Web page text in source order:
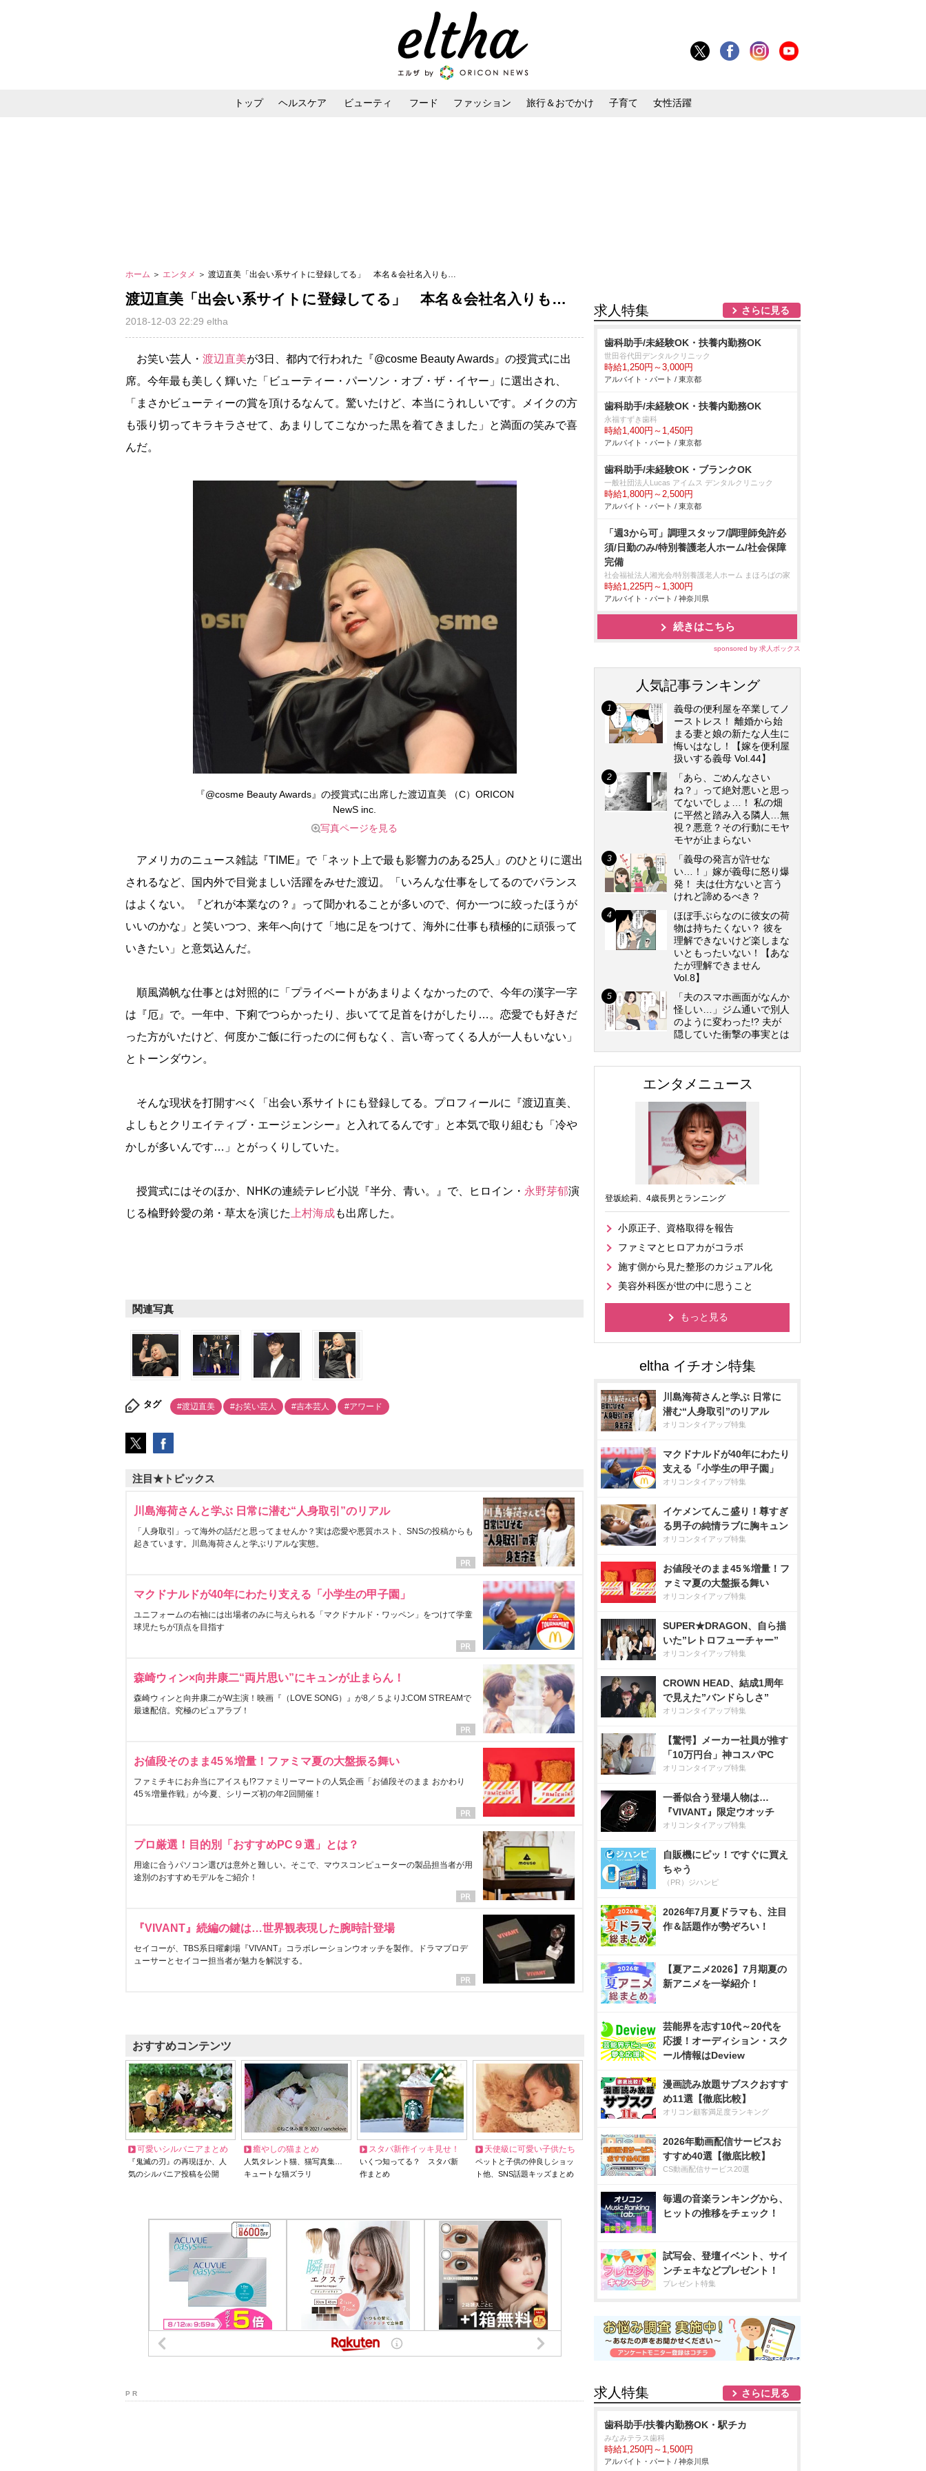
トップ ヘルスケア ビューティ フード ファッション 旅行＆おでかけ 子育て 女性活躍
ホーム ＞ エンタメ ＞ 渡辺直美「出会い系サイトに登録してる」 本名＆会社名入りも…
渡辺直美「出会い系サイトに登録してる」 本名＆会社名入りも…
2018-12-03 22:29 eltha
お笑い芸人・ 渡辺直美が3日、都内で行われた『@cosme Beauty Awards』の授賞式に出
席。今年最も美しく輝いた「ビューティー・パーソン・オブ・ザ・イヤー」に選出され、
「まさかビューティーの賞を頂けるなんて。驚いたけど、本当にうれしいです。メイクの方
も張り切ってキラキラさせて、あまりしてこなかった黒を着てきました」と満面の笑みで喜
んだ。
『@cosme Beauty Awards』の授賞式に出席した渡辺直美 （C）ORICON
NewS inc.
写真ページを見る
アメリカのニュース雑誌『TIME』で「ネット上で最も影響力のある25人」のひとりに選出
されるなど、国内外で目覚ましい活躍をみせた渡辺。「いろんな仕事をしてるのでバランス
はよくない。『どれが本業なの？』って聞かれることが多いので、何か一つに絞ったほうが
いいのかな」と笑いつつ、来年へ向けて「地に足をつけて、海外に仕事も積極的に頑張って
いきたい」と意気込んだ。
順風満帆な仕事とは対照的に「プライベートがあまりよくなかったので、今年の漢字一字
は『厄』で。一年中、下痢でつらかったり、歩いてて足首をけがしたり…。恋愛でも好きだ
った方がいたけど、何度かご飯に行ったのに何もなく、言い寄ってくる人が一人もいない」
とトーンダウン。
そんな現状を打開すべく「出会い系サイトにも登録してる。プロフィールに『渡辺直美、
よしもとクリエイティブ・エージェンシー』と入れてるんです」と本気で取り組むも「冷
かしが多いんです…」とがっくりしていた。
授賞式にはそのほか、NHKの連続テレビ小説『半分、青い。』で、ヒロイン・ 永野芽郁演
じる楡野鈴愛の弟・草太を演じた 上村海成も出席した。
関連写真
タグ #渡辺直美 #お笑い芸人 #吉本芸人 #アワード
注目★トピックス
川島海荷さんと学ぶ 日常に潜む“人身取引”のリアル
「人身取引」って海外の話だと思ってませんか？実は恋愛や悪質ホスト、SNSの投稿からも
起きています。川島海荷さんと学ぶリアルな実態。
マクドナルドが40年にわたり支える「小学生の甲子園」
ユニフォームの右袖には出場者のみに与えられる「マクドナルド・ワッペン」をつけて学童
球児たちが頂点を目指す
森崎ウィン×向井康二“両片思い”にキュンが止まらん！
森崎ウィンと向井康二がW主演！映画『（LOVE SONG）』が8／５よりJ:COM STREAMで
最速配信。究極のピュアラブ！
お値段そのまま45％増量！ファミマ夏の大盤振る舞い
ファミチキにお弁当にアイスも!?ファミリーマートの人気企画「お値段そのまま おかわり
45％増量作戦」が今夏、シリーズ初の年2回開催！
プロ厳選！目的別「おすすめPC９選」とは？
用途に合うパソコン選びは意外と難しい。そこで、マウスコンピューターの製品担当者が用
途別のおすすめモデルをご紹介！
『VIVANT』続編の鍵は…世界観表現した腕時計登場
セイコーが、TBS系日曜劇場『VIVANT』コラボレーションウオッチを製作。ドラマプロデ
ューサーとセイコー担当者が魅力を解説する。
おすすめコンテンツ
可愛いシルバニアまとめ
『鬼滅の刃』の再現ほか、人
気のシルバニア投稿を公開
癒やしの猫まとめ
人気タレント猫、猫写真集…
キュートな猫ズラリ
スタバ新作イッキ見せ！
いくつ知ってる？ スタバ新
作まとめ
天使級に可愛い子供たち
ペットと子供の仲良しショッ
ト他、SNS話題キッズまとめ
P R
求人特集 さらに見る
歯科助手/未経験OK・扶養内勤務OK
世田谷代田デンタルクリニック
時給1,250円～3,000円
アルバイト・パート / 東京都
歯科助手/未経験OK・扶養内勤務OK
永福すずき歯科
時給1,400円～1,450円
アルバイト・パート / 東京都
歯科助手/未経験OK・ブランクOK
一般社団法人Lucas アイムス デンタルクリニック
時給1,800円～2,500円
アルバイト・パート / 東京都
「週3から可」調理スタッフ/調理師免許必
須/日勤のみ/特別養護老人ホーム/社会保障
完備
社会福祉法人湘光会/特別養護老人ホーム まほろばの家
時給1,225円～1,300円
アルバイト・パート / 神奈川県
続きはこちら
sponsored by 求人ボックス
人気記事ランキング
義母の便利屋を卒業してノ
ーストレス！ 離婚から始
まる妻と娘の新たな人生に
悔いはなし！【嫁を便利屋
扱いする義母 Vol.44】
「あら、ごめんなさい
ね？」って絶対悪いと思っ
てないでしょ…！ 私の畑
に平然と踏み入る隣人…無
視？悪意？その行動にモヤ
モヤが止まらない
「義母の発言が許せな
い…！」嫁が義母に怒り爆
発！ 夫は仕方ないと言う
けれど諦めるべき？
ほぼ手ぶらなのに彼女の荷
物は持ちたくない？ 彼を
理解できないけど楽しまな
いともったいない！【あな
たが理解できません
Vol.8】
「夫のスマホ画面がなんか
怪しい…」ジム通いで別人
のように変わった!? 夫が
隠していた衝撃の事実とは
エンタメニュース
登坂絵莉、4歳長男とランニング
小原正子、資格取得を報告
ファミマとヒロアカがコラボ
施す側から見た整形のカジュアル化
美容外科医が世の中に思うこと
もっと見る
川島海荷さんと学ぶ 日常に
潜む“人身取引”のリアル
オリコンタイアップ特集
マクドナルドが40年にわたり
支える「小学生の甲子園」
オリコンタイアップ特集
イケメンてんこ盛り！尊すぎ
る男子の純情ラブに胸キュン
オリコンタイアップ特集
お値段そのまま45％増量！フ
ァミマ夏の大盤振る舞い
オリコンタイアップ特集
SUPER★DRAGON、自ら描
いた”レトロフューチャー”
オリコンタイアップ特集
CROWN HEAD、結成1周年
で見えた”バンドらしさ”
オリコンタイアップ特集
【驚愕】メーカー社員が推す
「10万円台」神コスパPC
オリコンタイアップ特集
一番似合う登場人物は…
『VIVANT』限定ウオッチ
オリコンタイアップ特集
自販機にピッ！ですぐに買え
ちゃう
（PR）ジハンピ
2026年7月夏ドラマも、注目
作＆話題作が勢ぞろい！
【夏アニメ2026】7月期夏の
新アニメを一挙紹介！
芸能界を志す10代～20代を
応援！オーディション・スク
ール情報はDeview
漫画読み放題サブスクおすす
め11選【徹底比較】
オリコン顧客満足度ランキング
2026年動画配信サービスお
すすめ40選【徹底比較】
CS動画配信サービス20選
毎週の音楽ランキングから、
ヒットの推移をチェック！
試写会、登壇イベント、サイ
ンチェキなどプレゼント！
プレゼント特集
求人特集 さらに見る
歯科助手/扶養内勤務OK・駅チカ
みなみテラス歯科
時給1,250円～1,500円
アルバイト・パート / 神奈川県